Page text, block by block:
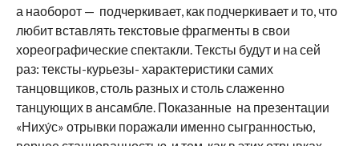
а наоборот — подчеркивает, как подчеркивает и то, что
любит вставлять текстовые фрагменты в свои
хореографические спектакли. Тексты будут и на сей
раз: тексты-курьезы- характеристики самих
танцовщиков, столь разных и столь слаженно
танцующих в ансамбле. Показанные на презентации
«Ниху́с» отрывки поражали именно сыгранностью,